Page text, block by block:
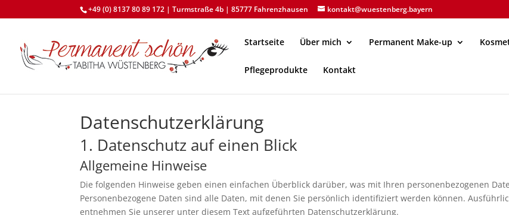
+49 (0) 8137 80 89 172 | Turmstraße 4b | 85777 Fahrenzhausen kontakt@wuestenberg.bayern
Startseite Über mich Permanent Make-up
Pflegeprodukte Kontakt
Datenschutz­erklärung
1. Datenschutz auf einen Blick
Allgemeine Hinweise
Die folgenden Hinweise geben einen einfachen Überblick darüber, was mit Ihren personenbezogenen
Personenbezogene Daten sind alle Daten, mit denen Sie persönlich identifiziert werden können.
entnehmen Sie unserer unter diesem Text aufgeführten Datenschutzerklärung.